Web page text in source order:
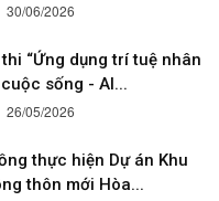
30/06/2026
“Ứng dụng trí tuệ nhân
sống - AI...
26/05/2026
thực hiện Dự án Khu
thôn mới Hòa...